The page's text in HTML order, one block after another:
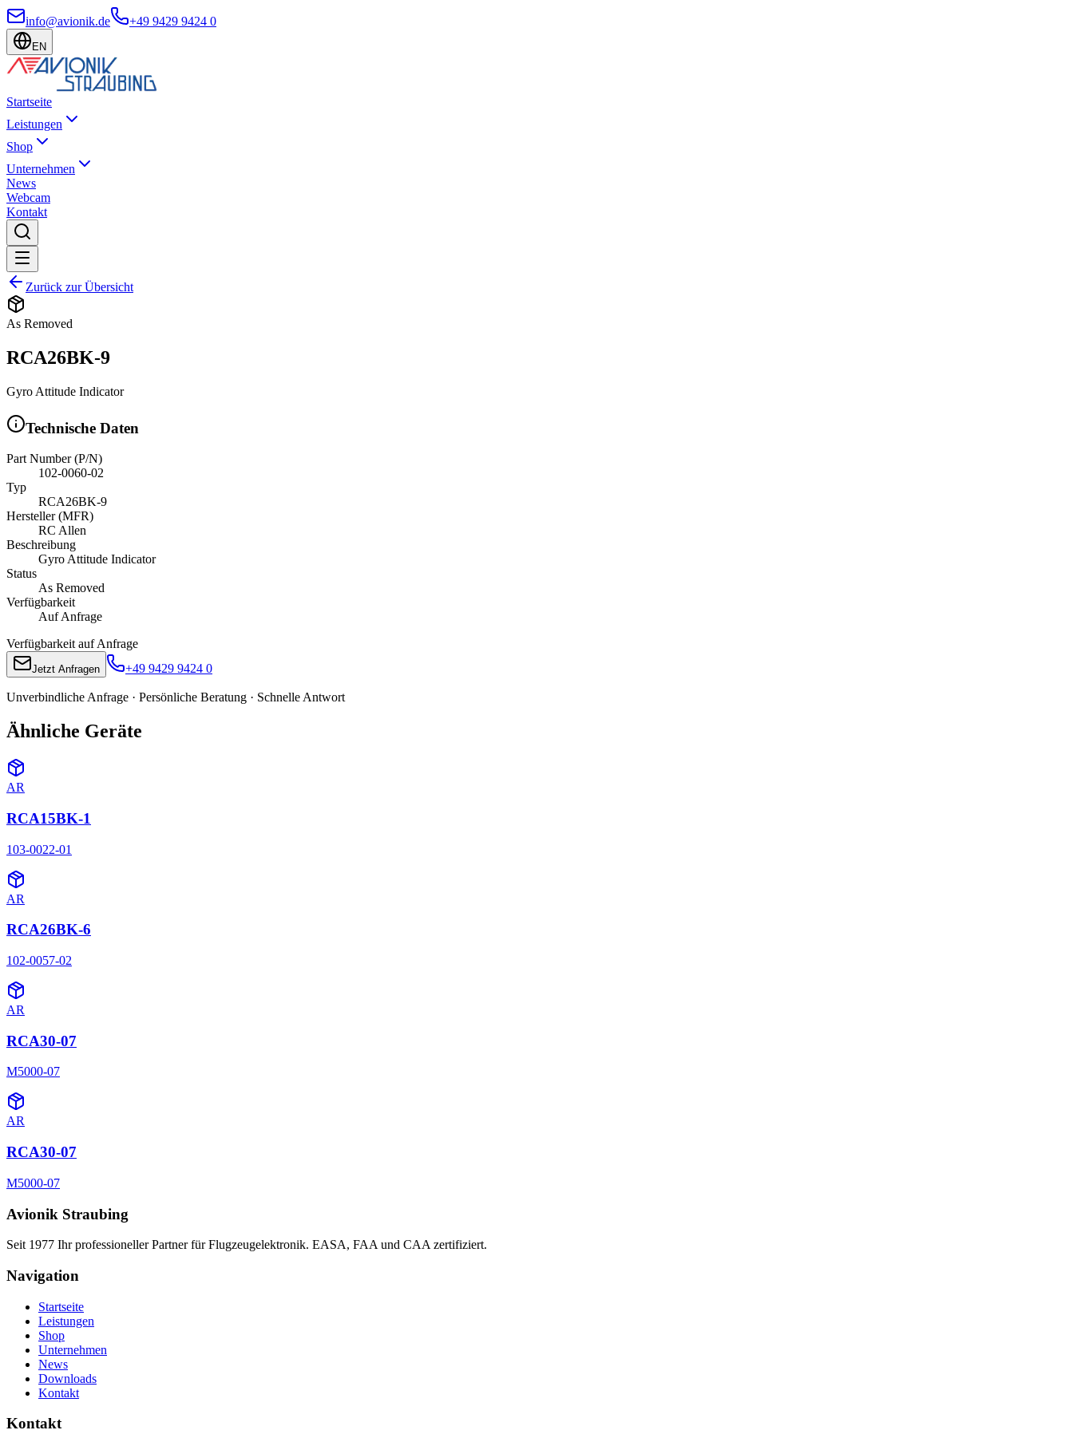
info@avionik.de +49 9429 9424 0
EN
Startseite
Leistungen
Shop
Unternehmen
News
Webcam
Kontakt
Zurück zur Übersicht
As Removed
RCA26BK-9
Gyro Attitude Indicator
Technische Daten
Part Number (P/N)
102-0060-02
Typ
RCA26BK-9
Hersteller (MFR)
RC Allen
Beschreibung
Gyro Attitude Indicator
Status
As Removed
Verfügbarkeit
Auf Anfrage
Verfügbarkeit auf Anfrage
Jetzt Anfragen +49 9429 9424 0
Unverbindliche Anfrage · Persönliche Beratung · Schnelle Antwort
Ähnliche Geräte
AR
RCA15BK-1
103-0022-01
AR
RCA26BK-6
102-0057-02
AR
RCA30-07
M5000-07
AR
RCA30-07
M5000-07
Avionik Straubing
Seit 1977 Ihr professioneller Partner für Flugzeugelektronik. EASA, FAA und CAA zertifiziert.
Navigation
Startseite
Leistungen
Shop
Unternehmen
News
Downloads
Kontakt
Kontakt